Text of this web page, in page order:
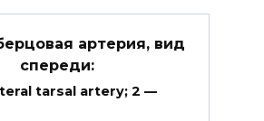
артерия, вид
спереди:
tarsal artery; 2 —